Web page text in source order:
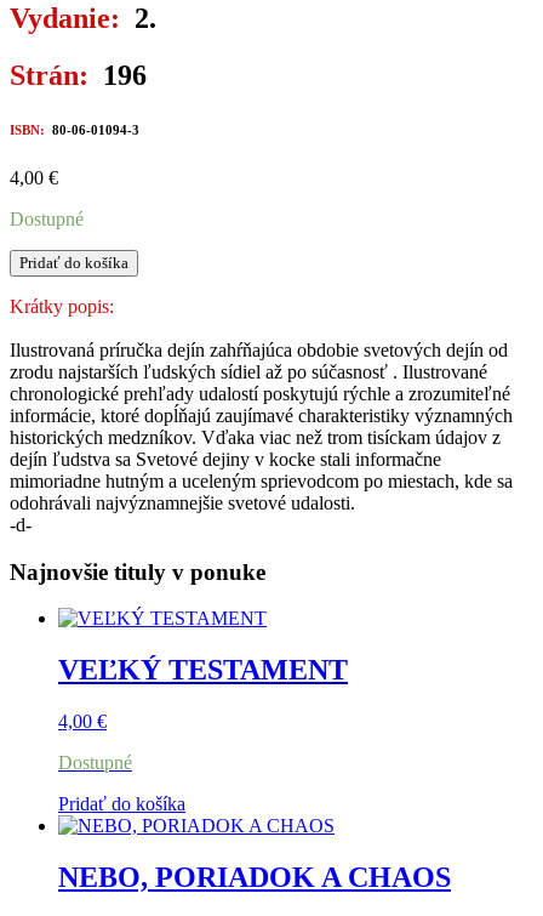
Vydanie: 2.
Strán: 196
ISBN: 80-06-01094-3
4,00 €
Dostupné
množstvo
SVETOVÉ
DEJINY
KOCKE
Pridať do košíka
Krátky popis:
Ilustrovaná príručka dejín zahŕňajúca obdobie svetových dejín od
zrodu najstarších ľudských sídiel až po súčasnosť . Ilustrované
chronologické prehľady udalostí poskytujú rýchle a zrozumiteľné
informácie, ktoré dopĺňajú zaujímavé charakteristiky významných
historických medzníkov. Vďaka viac než trom tisíckam údajov z
dejín ľudstva sa Svetové dejiny v kocke stali informačne
mimoriadne hutným a uceleným sprievodcom po miestach, kde sa
odohrávali najvýznamnejšie svetové udalosti.
-d-
Najnovšie tituly v ponuke
VEĽKÝ TESTAMENT
4,00 €
Dostupné
Pridať do košíka
NEBO, PORIADOK A CHAOS